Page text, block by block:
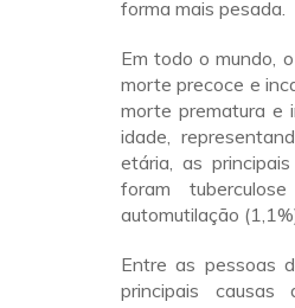
forma mais pesada.
Em todo o mundo,
morte precoce e
morte prematura e
idade,
etária, as
foram
automutilação
Entre as pessoas
principais